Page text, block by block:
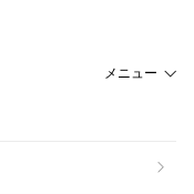
メニュー